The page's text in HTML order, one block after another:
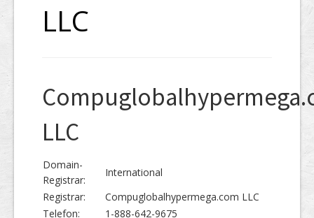
LLC
LLC
Domain-
Registrar:
International
Registrar:
Compuglobalhypermega.com LLC
Telefon:
1-888-642-9675